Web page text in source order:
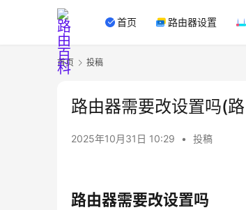
首页 路由器设置
首页 投稿
路由器需要改设置吗(
2025年10月31日 10:29 • 投稿
路由器需要改设置吗